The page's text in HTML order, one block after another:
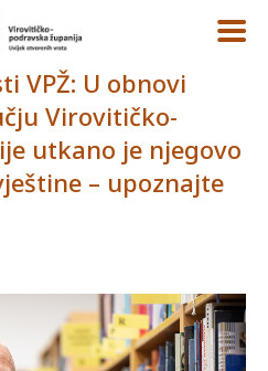
VPŽ: U obnovi
Virovitičko-
utkano je njegovo
– upoznajte